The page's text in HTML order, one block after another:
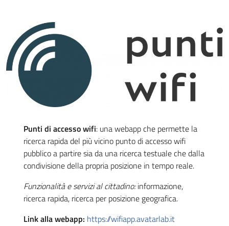
Punti di accesso wifi: una webapp che permette la
ricerca rapida del più vicino punto di accesso wifi
pubblico a partire sia da una ricerca testuale che dalla
condivisione della propria posizione in tempo reale.
Funzionalità e servizi al cittadino:informazione,
ricerca rapida, ricerca per posizione geografica.
Link alla webapp: https://wifiapp.avatarlab.it